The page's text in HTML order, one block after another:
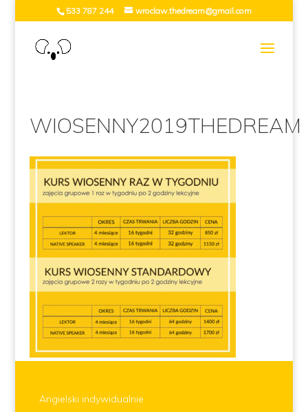
533 787 244 wroclaw.thedream@gmail.com
WIOSENNY2019THEDREAM
Angielski indywidualnie